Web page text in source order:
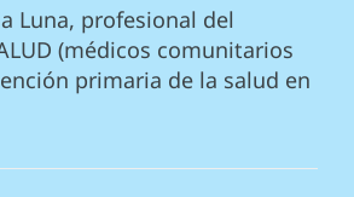
Luna, profesional del
(médicos comunitarios
primaria de la salud en